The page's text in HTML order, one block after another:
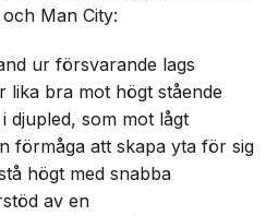
Man City:
ur försvarande lags
lika bra mot högt stående
djupled, som mot lågt
förmåga att skapa yta för sig
högt med snabba
av en